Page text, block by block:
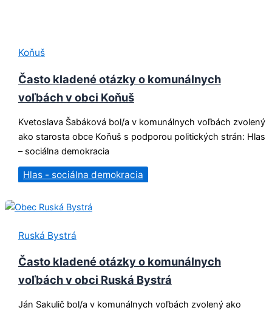
Koňuš
Často kladené otázky o komunálnych
voľbách v obci Koňuš
Kvetoslava Šabáková bol/a v komunálnych voľbách zvolený
ako starosta obce Koňuš s podporou politických strán: Hlas
– sociálna demokracia
Hlas - sociálna demokracia
Ruská Bystrá
Často kladené otázky o komunálnych
voľbách v obci Ruská Bystrá
Ján Sakulič bol/a v komunálnych voľbách zvolený ako